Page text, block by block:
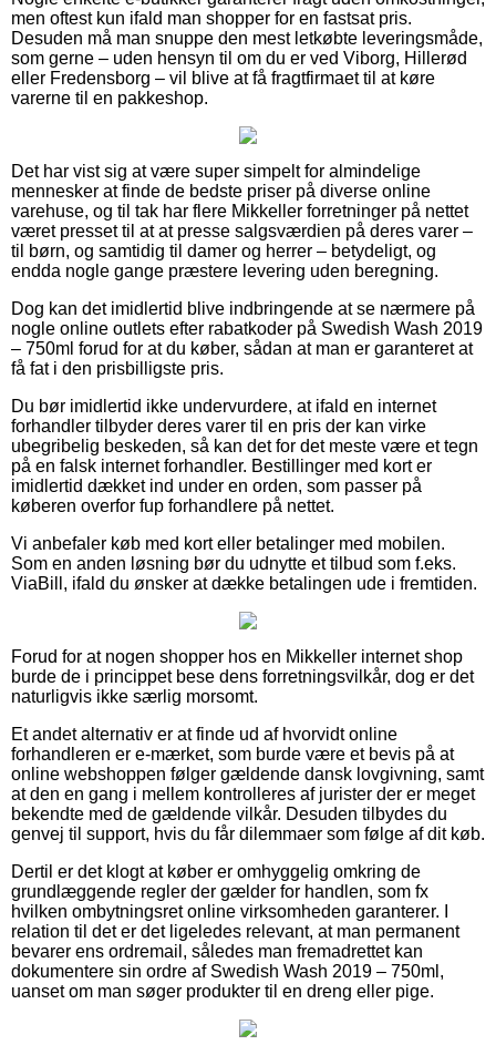
men oftest kun ifald man shopper for en fastsat pris.
Desuden må man snuppe den mest letkøbte leveringsmåde,
som gerne – uden hensyn til om du er ved Viborg, Hillerød
eller Fredensborg – vil blive at få fragtfirmaet til at køre
varerne til en pakkeshop.
Det har vist sig at være super simpelt for almindelige
mennesker at finde de bedste priser på diverse online
varehuse, og til tak har flere Mikkeller forretninger på nettet
været presset til at at presse salgsværdien på deres varer –
til børn, og samtidig til damer og herrer – betydeligt, og
endda nogle gange præstere levering uden beregning.
Dog kan det imidlertid blive indbringende at se nærmere på
nogle online outlets efter rabatkoder på Swedish Wash 2019
– 750ml forud for at du køber, sådan at man er garanteret at
få fat i den prisbilligste pris.
Du bør imidlertid ikke undervurdere, at ifald en internet
forhandler tilbyder deres varer til en pris der kan virke
ubegribelig beskeden, så kan det for det meste være et tegn
på en falsk internet forhandler. Bestillinger med kort er
imidlertid dækket ind under en orden, som passer på
køberen overfor fup forhandlere på nettet.
Vi anbefaler køb med kort eller betalinger med mobilen.
Som en anden løsning bør du udnytte et tilbud som f.eks.
ViaBill, ifald du ønsker at dække betalingen ude i fremtiden.
Forud for at nogen shopper hos en Mikkeller internet shop
burde de i princippet bese dens forretningsvilkår, dog er det
naturligvis ikke særlig morsomt.
Et andet alternativ er at finde ud af hvorvidt online
forhandleren er e-mærket, som burde være et bevis på at
online webshoppen følger gældende dansk lovgivning, samt
at den en gang i mellem kontrolleres af jurister der er meget
bekendte med de gældende vilkår. Desuden tilbydes du
genvej til support, hvis du får dilemmaer som følge af dit køb.
Dertil er det klogt at køber er omhyggelig omkring de
grundlæggende regler der gælder for handlen, som fx
hvilken ombytningsret online virksomheden garanterer. I
relation til det er det ligeledes relevant, at man permanent
bevarer ens ordremail, således man fremadrettet kan
dokumentere sin ordre af Swedish Wash 2019 – 750ml,
uanset om man søger produkter til en dreng eller pige.